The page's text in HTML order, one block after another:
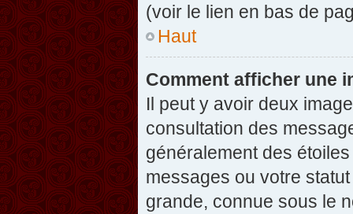
(voir le lien en bas de
Haut
Comment afficher une
Il peut y avoir deux
consultation des
généralement des
messages ou votre
grande, connue sous le